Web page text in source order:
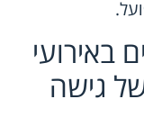
באירועי
גישה